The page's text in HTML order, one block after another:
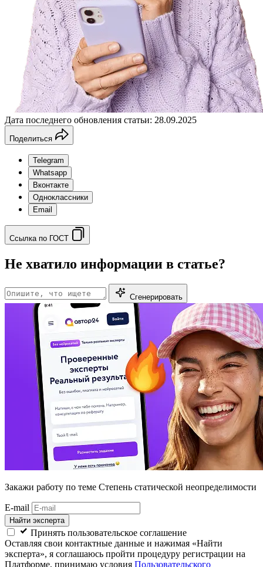
Дата последнего обновления статьи: 28.09.2025
Поделиться
Telegram
Whatsapp
Вконтакте
Одноклассники
Email
Ссылка по ГОСТ
Не хватило информации в статье?
Сгенерировать
Закажи работу по теме Степень статической неопределимости
E-mail
Найти эксперта
Принять пользовательское соглашение
Оставляя свои контактные данные и нажимая «Найти
эксперта», я соглашаюсь пройти процедуру регистрации на
Платформе, принимаю условия Пользовательского